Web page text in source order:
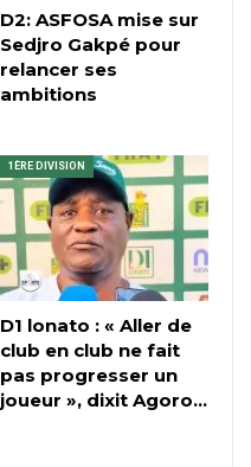
D2: ASFOSA mise sur
Sedjro Gakpé pour
relancer ses
ambitions
1ÈRE DIVISION
D1 lonato : « Aller de
club en club ne fait
pas progresser un
joueur », dixit Agoro…